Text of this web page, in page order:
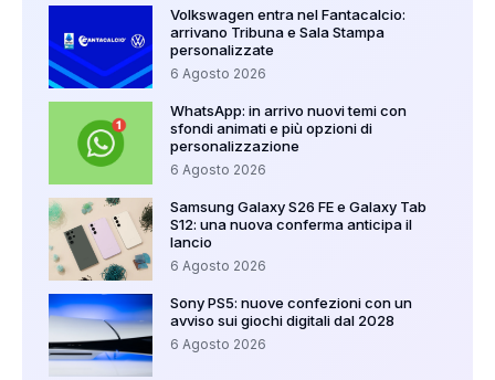
Volkswagen entra nel Fantacalcio:
arrivano Tribuna e Sala Stampa
personalizzate
6 Agosto 2026
WhatsApp: in arrivo nuovi temi con
sfondi animati e più opzioni di
personalizzazione
6 Agosto 2026
Samsung Galaxy S26 FE e Galaxy Tab
S12: una nuova conferma anticipa il
lancio
6 Agosto 2026
Sony PS5: nuove confezioni con un
avviso sui giochi digitali dal 2028
6 Agosto 2026